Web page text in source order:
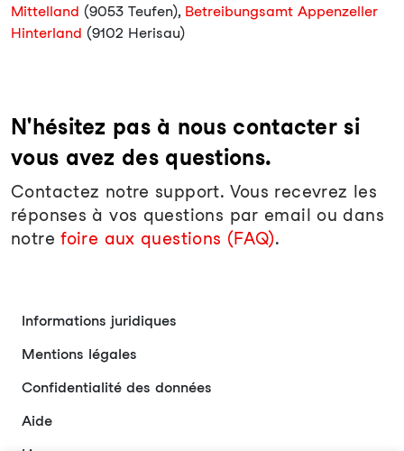
Mittelland (9053 Teufen), Betreibungsamt Appenzeller
Hinterland (9102 Herisau)
N'hésitez pas à nous contacter si
vous avez des questions.
Contactez notre support. Vous recevrez les
réponses à vos questions par email ou dans
notrefoire aux questions (FAQ).
Informations juridiques
Mentions légales
Confidentialité des données
Aide